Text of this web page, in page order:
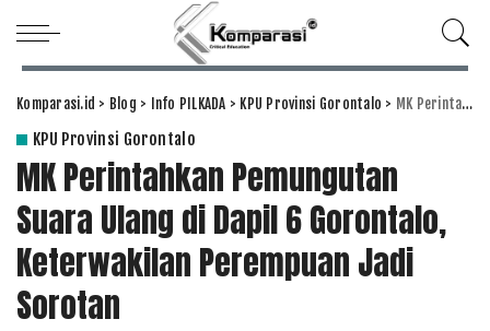
Komparasi.id > Blog > Info PILKADA > KPU Provinsi Gorontalo > MK Perintahkan Pemungutan Suara Ulang di Dapil 6 Gorontalo, Keterwakilan Perempuan Jadi Sorotan
KPU Provinsi Gorontalo
MK Perintahkan Pemungutan
Suara Ulang di Dapil 6 Gorontalo,
Keterwakilan Perempuan Jadi
Sorotan